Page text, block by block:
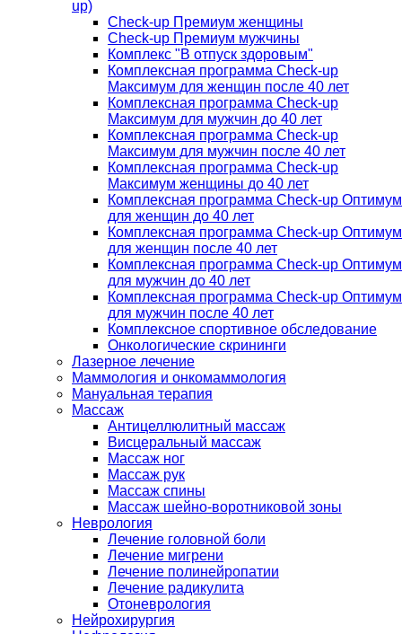
up)
Check-up Премиум женщины
Check-up Премиум мужчины
Комплекс "В отпуск здоровым"
Комплексная программа Check-up
Максимум для женщин после 40 лет
Комплексная программа Check-up
Максимум для мужчин до 40 лет
Комплексная программа Check-up
Максимум для мужчин после 40 лет
Комплексная программа Check-up
Максимум женщины до 40 лет
Комплексная программа Check-up Оптимум
для женщин до 40 лет
Комплексная программа Check-up Оптимум
для женщин после 40 лет
Комплексная программа Check-up Оптимум
для мужчин до 40 лет
Комплексная программа Check-up Оптимум
для мужчин после 40 лет
Комплексное спортивное обследование
Онкологические скрининги
Лазерное лечение
Маммология и онкомаммология
Мануальная терапия
Массаж
Антицеллюлитный массаж
Висцеральный массаж
Массаж ног
Массаж рук
Массаж спины
Массаж шейно-воротниковой зоны
Неврология
Лечение головной боли
Лечение мигрени
Лечение полинейропатии
Лечение радикулита
Отоневрология
Нейрохирургия